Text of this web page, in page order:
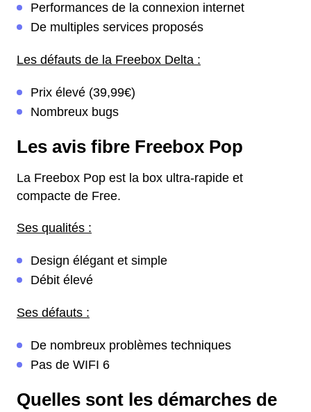
Performances de la connexion internet
De multiples services proposés
Les défauts de la Freebox Delta :
Prix élevé (39,99€)
Nombreux bugs
Les avis fibre Freebox Pop
La Freebox Pop est la box ultra-rapide et
compacte de Free.
Ses qualités :
Design élégant et simple
Débit élevé
Ses défauts :
De nombreux problèmes techniques
Pas de WIFI 6
Quelles sont les démarches de